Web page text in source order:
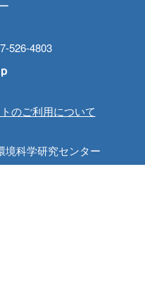
526-4803
のご利用について
境科学研究センター